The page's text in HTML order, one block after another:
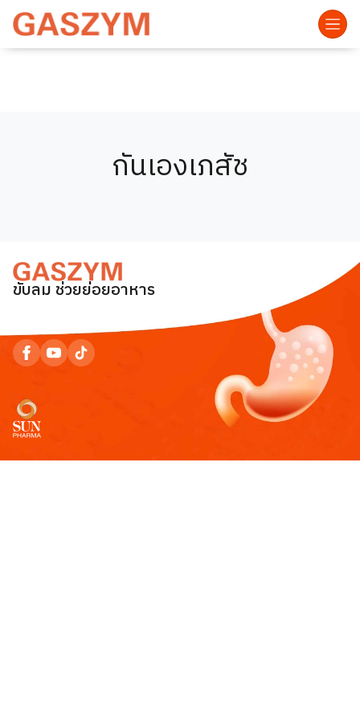
กันเองเภสัช
ขับลม ช่วยย่อยอาหาร